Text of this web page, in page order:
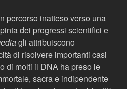
percorso inatteso verso una
dei progressi scientifici e
gli attribuiscono
di risolvere importanti casi
di molti il DNA ha preso le
sacra e indipendente